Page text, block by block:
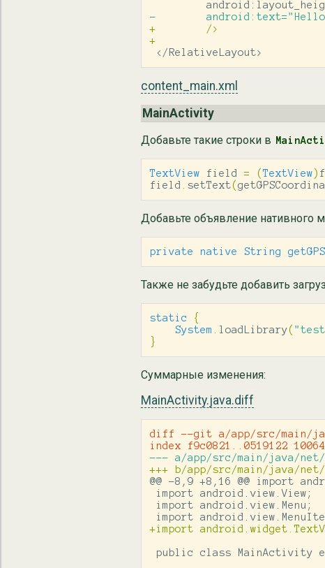
+        />
</RelativeLayout>
content_main.xml
MainActivity
Добавьте такие строки в
TextView field = (TextView)
field
setText(
Добавьте объявление нативного
private native String
Также не забудьте добавить
static
{
System
loadLibrary(
}
Суммарные изменения:
MainActivity.java.diff
diff --git a/app/src/main/
@@ -8,9 +8,16 @@ import
import android.view.View;
import android.view.Menu;